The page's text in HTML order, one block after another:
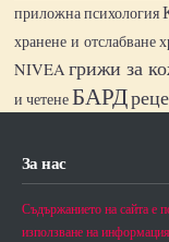
приложна психология
хранене и отслабване
NIVEA грижи за
и четенеБАРД
За нас
Съдържанието на сайта е
използване на